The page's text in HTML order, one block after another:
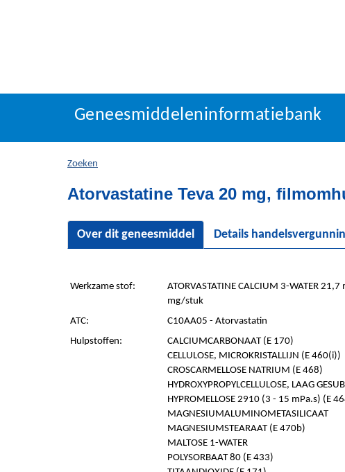
U
hier:
Geneesmiddeleninformatiebank
Zoeken
Atorvastatine Teva 20 mg,
Over dit geneesmiddel Details
Werkzame stof:
ATORVASTATINE CALCIUM 3-WATER
mg/stuk
ATC:
C10AA05 - Atorvastatin
Hulpstoffen:
CALCIUMCARBONAAT (E 170)
CELLULOSE, MICROKRISTALLIJN (E 460(i))
CROSCARMELLOSE NATRIUM (E 468)
HYDROXYPROPYLCELLULOSE, LAAG
HYPROMELLOSE 2910 (3 - 15 mPa.s) (E
MAGNESIUMALUMINOMETASILICAAT
MAGNESIUMSTEARAAT (E 470b)
MALTOSE 1-WATER
POLYSORBAAT 80 (E 433)